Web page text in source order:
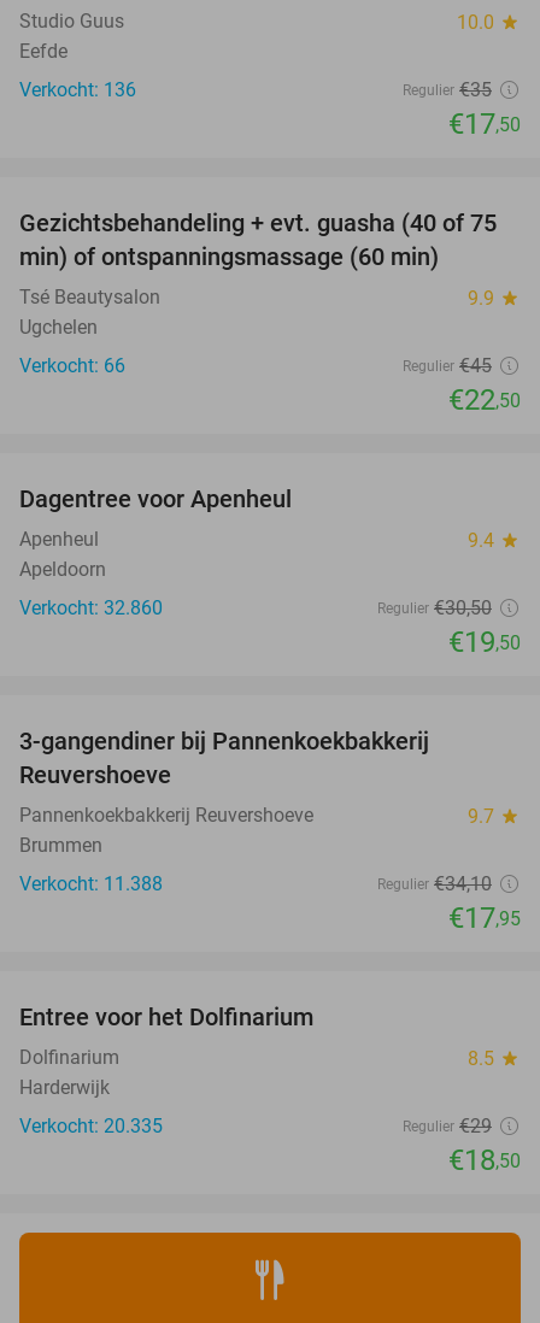
Studio Guus 10.0 star
Eefde
Verkocht: 136
Regulier €35
€17,50
50%
OUT
Gezichtsbehandeling + evt. guasha (40 of 75
min) of ontspanningsmassage (60 min)
Tsé Beautysalon 9.9 star
Ugchelen
Verkocht: 66
Regulier €45
€22,50
Dagentree voor Apenheul
Apenheul 9.4 star
Apeldoorn
Verkocht: 32.860
Regulier €30,50
€19,50
3-gangendiner bij Pannenkoekbakkerij
Reuvershoeve
Pannenkoekbakkerij Reuvershoeve 9.7 star
Brummen
Verkocht: 11.388
Regulier €34,10
€17,95
Entree voor het Dolfinarium
Dolfinarium 8.5 star
Harderwijk
Verkocht: 20.335
Regulier €29
€18,50